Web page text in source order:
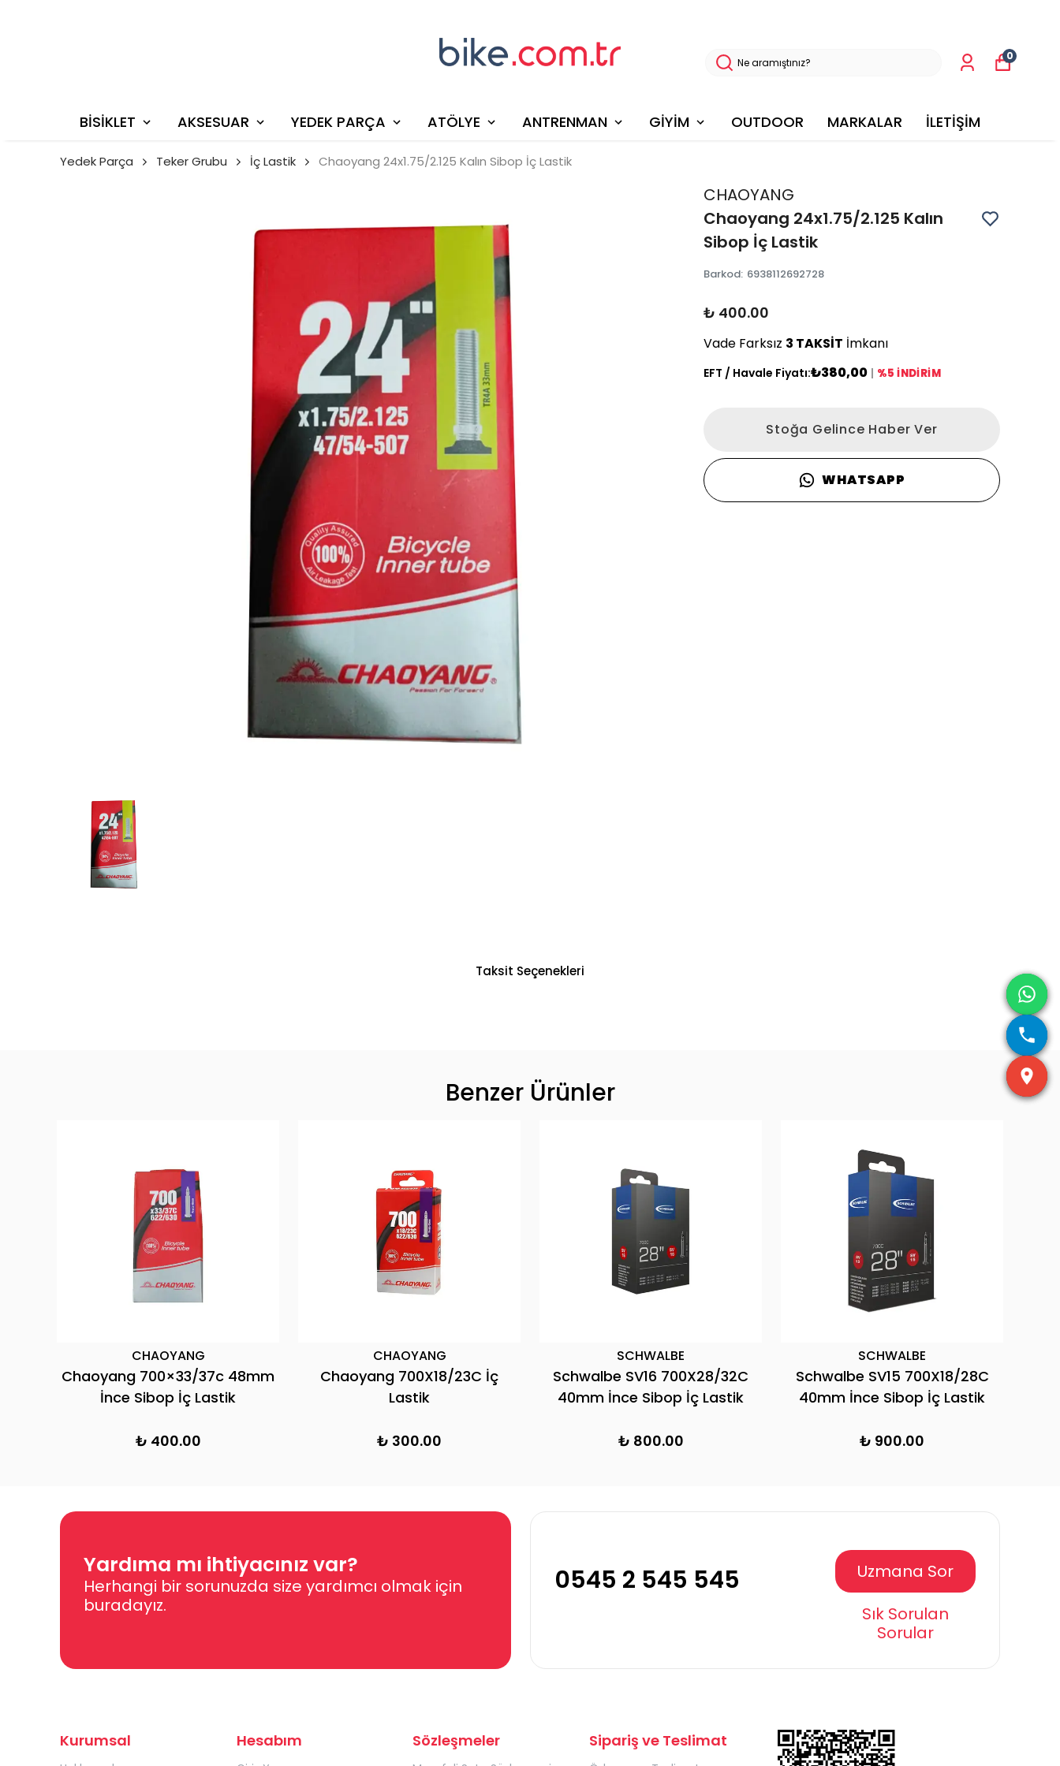
BİSİKLET AKSESUAR YEDEK PARÇA ATÖLYE ANTRENMAN GİYİM OUTDOOR MARKALAR İLETİŞİM
0
Yedek Parça Teker Grubu İç Lastik Chaoyang 24x1.75/2.125 Kalın Sibop İç Lastik
CHAOYANG
Chaoyang 24x1.75/2.125 Kalın
Sibop İç Lastik
Barkod: 6938112692728
₺ 400.00
Vade Farksız 3 TAKSİT İmkanı
EFT / Havale Fiyatı:₺380,00 | %5 İNDİRİM
Stoğa Gelince Haber Ver
WHATSAPP
Taksit Seçenekleri
Benzer Ürünler
CHAOYANG
Chaoyang 700×33/37c 48mm
İnce Sibop İç Lastik
₺ 400.00
CHAOYANG
Chaoyang 700X18/23C İç
₺ 300.00
SCHWALBE
Schwalbe SV16 700X28/32C
40mm İnce Sibop İç Lastik
₺ 800.00
SCHWALBE
Schwalbe SV15 700X18/28C
40mm İnce Sibop İç Lastik
₺ 900.00
Yardıma mı ihtiyacınız var?
Herhangi bir sorunuzda size yardımcı olmak için
buradayız.
0545 2 545 545
Uzmana Sor
Sık Sorulan
Sorular
Kurumsal Hesabım Sözleşmeler Sipariş ve Teslimat